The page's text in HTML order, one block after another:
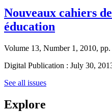
Nouveaux cahiers
éducation
Volume 13, Number 1, 2010,
Digital Publication : July 30,
See all issues
Explore